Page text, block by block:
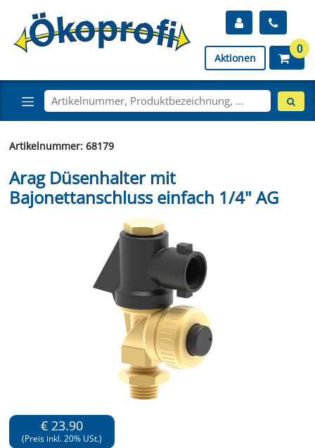
Aktionen
0
Artikelnummer: 68179
Arag Düsenhalter mit
Bajonettanschluss einfach 1/4" AG
€ 23.90
(Preis inkl. 20% USt.)